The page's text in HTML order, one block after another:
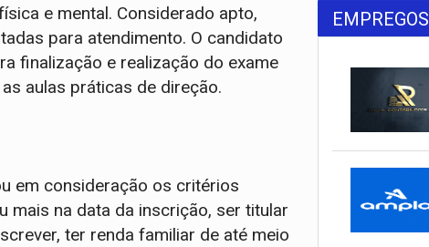
e mental. Considerado apto,
para atendimento. O candidato
finalização e realização do exame
aulas práticas de direção.
em consideração os critérios
mais na data da inscrição, ser titular
ter renda familiar de até meio
EMPREGOS